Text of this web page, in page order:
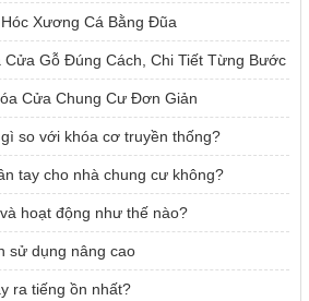
Xương Cá Bằng Đũa
Cửa Gỗ Đúng Cách, Chi Tiết Từng Bước
Cửa Chung Cư Đơn Giản
so với khóa cơ truyền thống?
tay cho nhà chung cư không?
hoạt động như thế nào?
sử dụng nâng cao
ra tiếng ồn nhất?